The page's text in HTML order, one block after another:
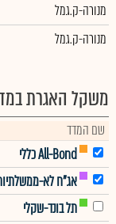
מנורה-ק.גמל
מנורה-ק.גמל
משקל האגרת
שם המדד
All-Bond כללי
אג"ח לא-
תל בונד-שקלי